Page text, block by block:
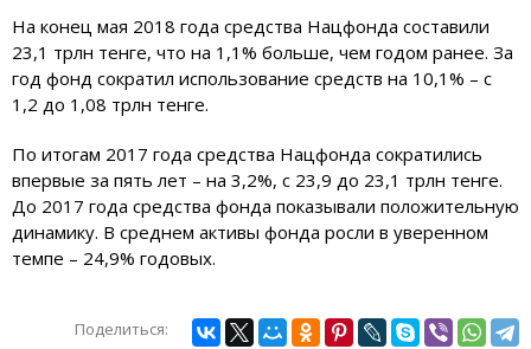
На конец мая 2018 года средства Нацфонда составили
23,1 трлн тенге, что на 1,1% больше, чем годом ранее. За
год фонд сократил использование средств на 10,1% – с
1,2 до 1,08 трлн тенге.
По итогам 2017 года средства Нацфонда сократились
впервые за пять лет – на 3,2%, с 23,9 до 23,1 трлн тенге.
До 2017 года средства фонда показывали положительную
динамику. В среднем активы фонда росли в уверенном
темпе – 24,9% годовых.
Поделиться: